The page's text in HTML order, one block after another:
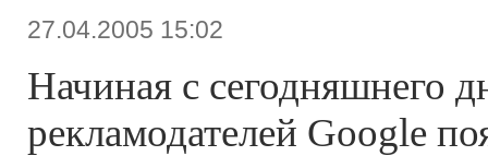
27.04.2005 15:02
Начиная с сегодняшнего
рекламодателей Google